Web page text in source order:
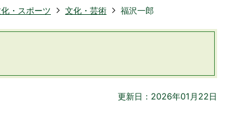
・スポーツ 文化・芸術 福沢一郎
更新日：2026年01月22日